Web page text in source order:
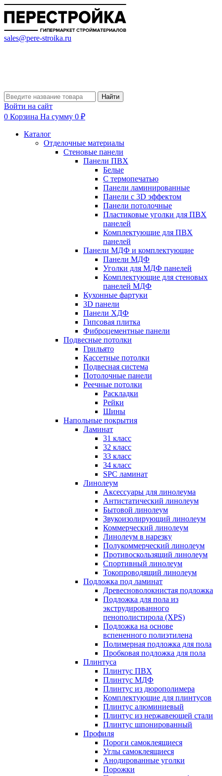
sales@pere-stroika.ru
Найти
Войти на сайт
0 Корзина На сумму 0 ₽
Каталог
Отделочные материалы
Стеновые панели
Панели ПВХ
Белые
С термопечатью
Панели ламинированные
Панели с 3D эффектом
Панели потолочные
Пластиковые уголки для ПВХ
панелей
Комплектующие для ПВХ
панелей
Панели МДФ и комплектующие
Панели МДФ
Уголки для МДФ панелей
Комплектующие для стеновых
панелей МДФ
Кухонные фартуки
3D панели
Панели ХДФ
Гипсовая плитка
Фиброцементные панели
Подвесные потолки
Грильято
Кассетные потолки
Подвесная система
Потолочные панели
Реечные потолки
Раскладки
Рейки
Шины
Напольные покрытия
Ламинат
31 класс
32 класс
33 класс
34 класс
SPC ламинат
Линолеум
Аксессуары для линолеума
Антистатический линолеум
Бытовой линолеум
Звукоизолирующий линолеум
Коммерческий линолеум
Линолеум в нарезку
Полукоммерческий линолеум
Противоскользящий линолеум
Спортивный линолеум
Токопроводящий линолеум
Подложка под ламинат
Древесноволокнистая подложка
Подложка для пола из
экструдированного
пенополистирола (XPS)
Подложка на основе
вспененного полиэтилена
Полимерная подложка для пола
Пробковая подложка для пола
Плинтуса
Плинтус ПВХ
Плинтус МДФ
Плинтус из дюрополимера
Комплектующие для плинтусов
Плинтус алюминиевый
Плинтус из нержавеющей стали
Плинтус шпонированный
Профиля
Пороги самоклеящиеся
Углы самоклеящиеся
Анодированные уголки
Порожки